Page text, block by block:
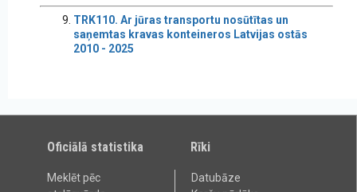
TRK110. Ar jūras transportu nosūtītas un
saņemtas kravas konteineros Latvijas ostās
2010 - 2025
Oficiālā statistika
Meklēt pēc
Rīki
Datubāze